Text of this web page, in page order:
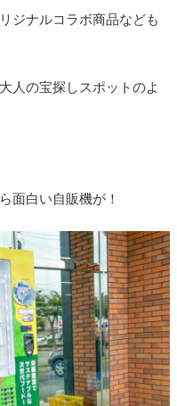
ジナルコラボ商品なども
人の宝探しスポットのよ
面白い自販機が！